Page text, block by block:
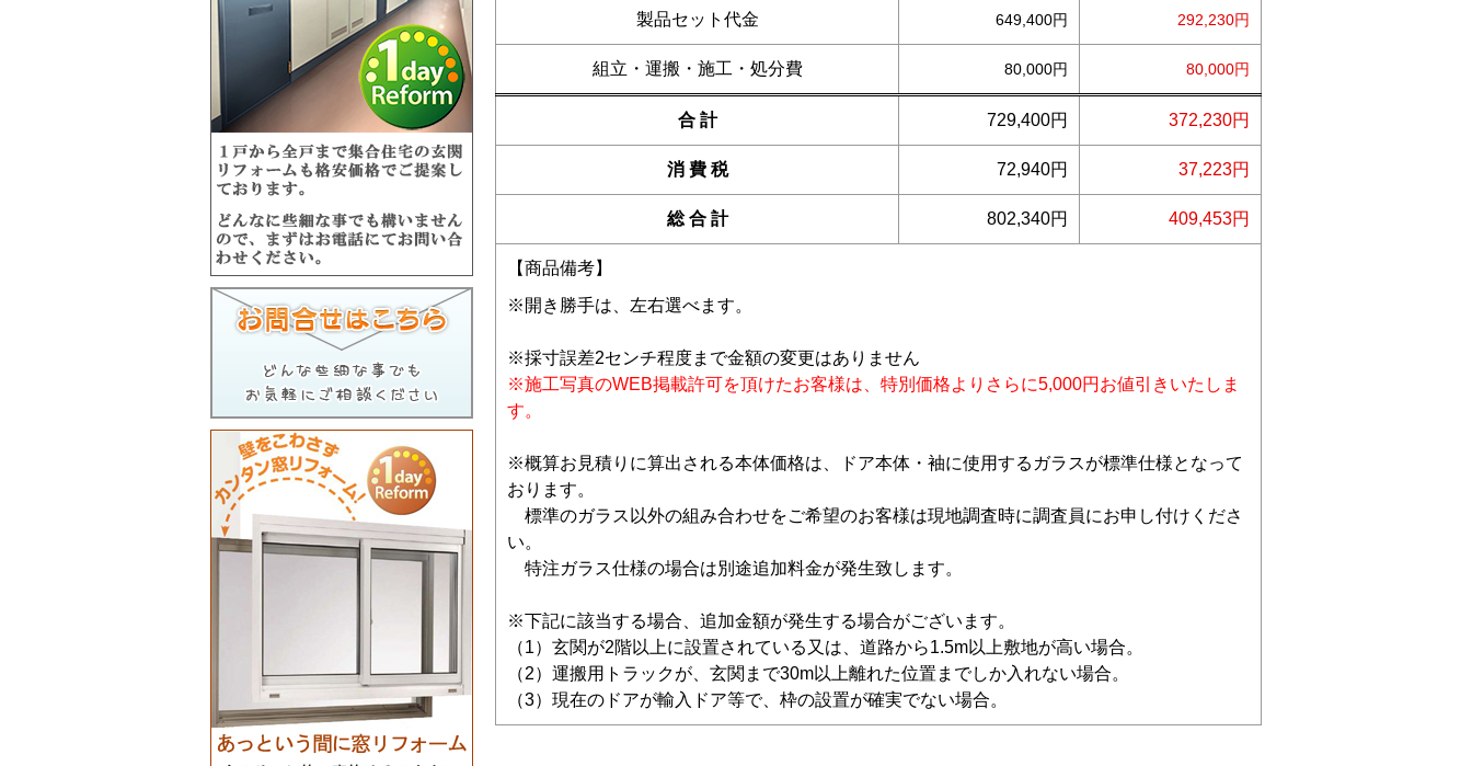
製品セット代金 649,400円 292,230円
組立・運搬・施工・処分費 80,000円 80,000円
合 計 729,400円 372,230円
消 費 税 72,940円 37,223円
総 合 計 802,340円 409,453円
【商品備考】
※開き勝手は、左右選べます。
※採寸誤差2センチ程度まで金額の変更はありません
※施工写真のWEB掲載許可を頂けたお客様は、特別価格よりさらに5,000円お値引きいたしま
す。
※概算お見積りに算出される本体価格は、ドア本体・袖に使用するガラスが標準仕様となって
おります。
標準のガラス以外の組み合わせをご希望のお客様は現地調査時に調査員にお申し付けくださ
い。
特注ガラス仕様の場合は別途追加料金が発生致します。
※下記に該当する場合、追加金額が発生する場合がございます。
（1）玄関が2階以上に設置されている又は、道路から1.5m以上敷地が高い場合。
（2）運搬用トラックが、玄関まで30m以上離れた位置までしか入れない場合。
（3）現在のドアが輸入ドア等で、枠の設置が確実でない場合。